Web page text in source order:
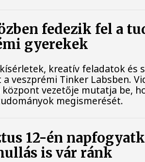
fedezik fel a
gyerekek
kreatív feladatok és
veszprémi Tinker Labsben.
vezetője mutatja be,
megismerését.
12-én
is vár ránk